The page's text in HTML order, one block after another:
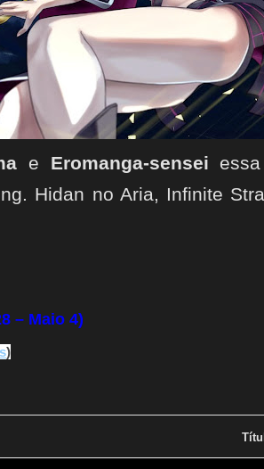
e Eromanga-sensei
Hidan no Aria, Infinite
– Maio 4)
)